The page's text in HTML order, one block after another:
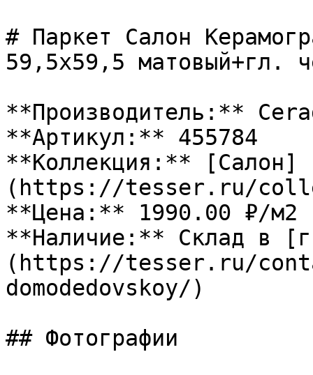
# Паркет Салон
59,5х59,5 матовый+гл.
**Производитель:**
**Артикул:** 455784
**Коллекция:** [Салон]
(https://tesser.ru/
**Цена:** 1990.00 ₽/м2
**Наличие:** Склад в
(https://tesser.ru/
domodedovskoy/)
## Фотографии